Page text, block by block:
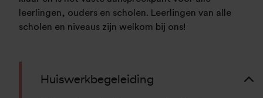
leerlingen, ouders en scholen. Leerlingen van alle
scholen en niveaus zijn welkom bij ons!
Huiswerkbegeleiding